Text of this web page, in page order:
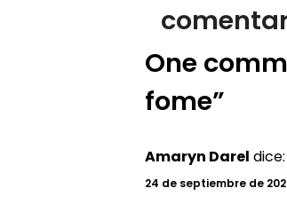
One
fome”
Amaryn Darel dice:
24 de septiembre de